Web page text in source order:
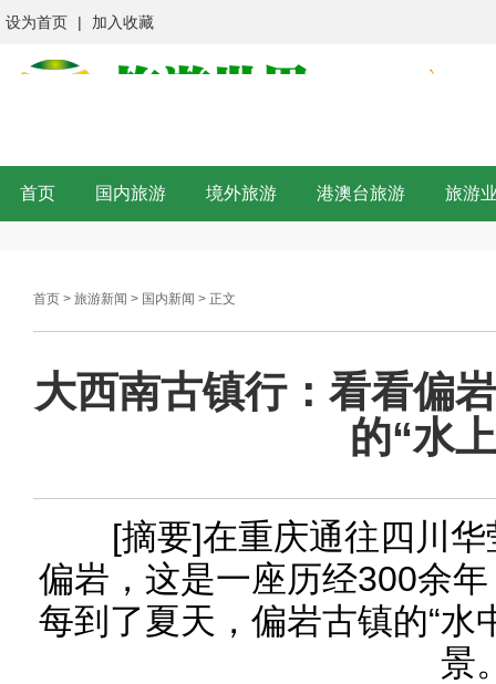
设为首页 | 加入收藏
首页 国内旅游 境外旅游 港澳台旅游 旅游
首页 > 旅游新闻 > 国内新闻 > 正文
大西南古镇行：看看偏
的“水
[摘要]在重庆通往四川华
偏岩，这是一座历经300余
每到了夏天，偏岩古镇的“水
景